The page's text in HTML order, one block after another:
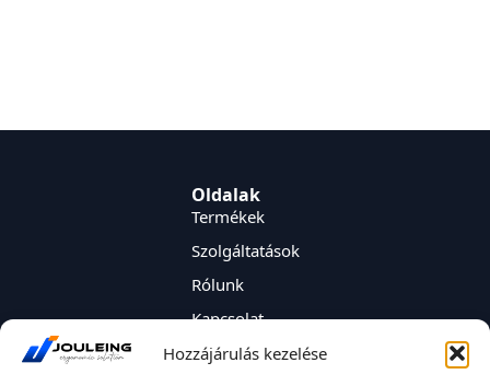
Hozzájárulás kezelése
Oldalak
Termékek
Szolgáltatások
Rólunk
Kapcsolat
JOULEING Kereskedelmi és Mérnökiroda Kft.
székhelye: 2330 Dunaharaszti, Nyereg u 1/3.